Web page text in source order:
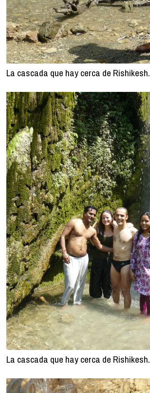
La cascada que hay cerca de Rishikesh.
La cascada que hay cerca de Rishikesh.